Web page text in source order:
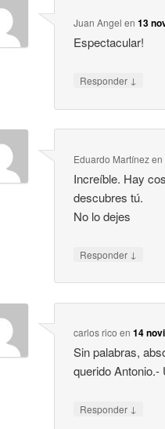
Juan Angel en13
Espectacular!
Responder ↓
Eduardo Martínezen
Increíble. Hay
descubres tú.
No lo dejes
Responder ↓
carlos rico en14
Sin palabras,
querido Antonio.-
Responder ↓